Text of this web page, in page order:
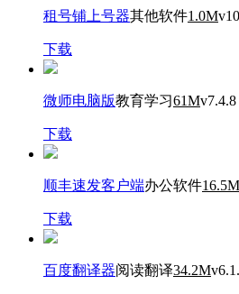
租号铺上号器其他软件1.0M
下载
微师电脑版教育学习61Mv7.4.8
下载
顺丰速发客户端办公软件16.5M
下载
百度翻译器阅读翻译34.2M